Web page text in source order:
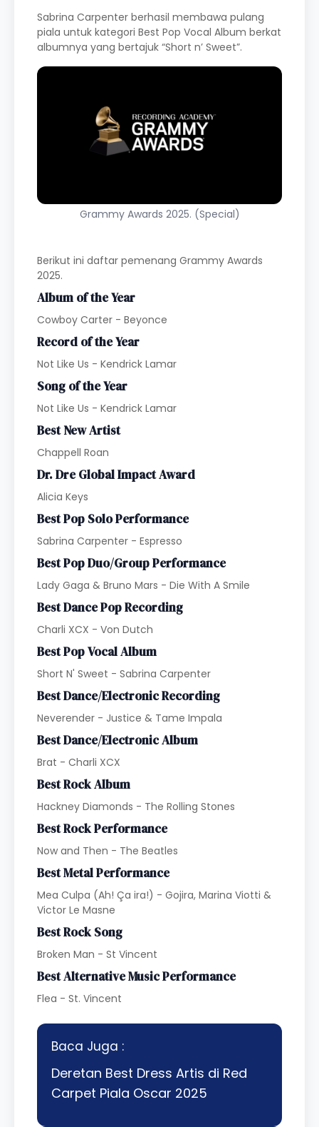
Sabrina Carpenter berhasil membawa pulang
piala untuk kategori Best Pop Vocal Album berkat
albumnya yang bertajuk “Short n’ Sweet”.
Grammy Awards 2025. (Special)
Berikut ini daftar pemenang Grammy Awards
2025.
Album of the Year
Cowboy Carter - Beyonce
Record of the Year
Not Like Us - Kendrick Lamar
Song of the Year
Not Like Us - Kendrick Lamar
Best New Artist
Chappell Roan
Dr. Dre Global Impact Award
Alicia Keys
Best Pop Solo Performance
Sabrina Carpenter - Espresso
Best Pop Duo/Group Performance
Lady Gaga & Bruno Mars - Die With A Smile
Best Dance Pop Recording
Charli XCX - Von Dutch
Best Pop Vocal Album
Short N' Sweet - Sabrina Carpenter
Best Dance/Electronic Recording
Neverender - Justice & Tame Impala
Best Dance/Electronic Album
Brat - Charli XCX
Best Rock Album
Hackney Diamonds - The Rolling Stones
Best Rock Performance
Now and Then - The Beatles
Best Metal Performance
Mea Culpa (Ah! Ça ira!) - Gojira, Marina Viotti &
Victor Le Masne
Best Rock Song
Broken Man - St Vincent
Best Alternative Music Performance
Flea - St. Vincent
Baca Juga :
Deretan Best Dress Artis di Red
Carpet Piala Oscar 2025